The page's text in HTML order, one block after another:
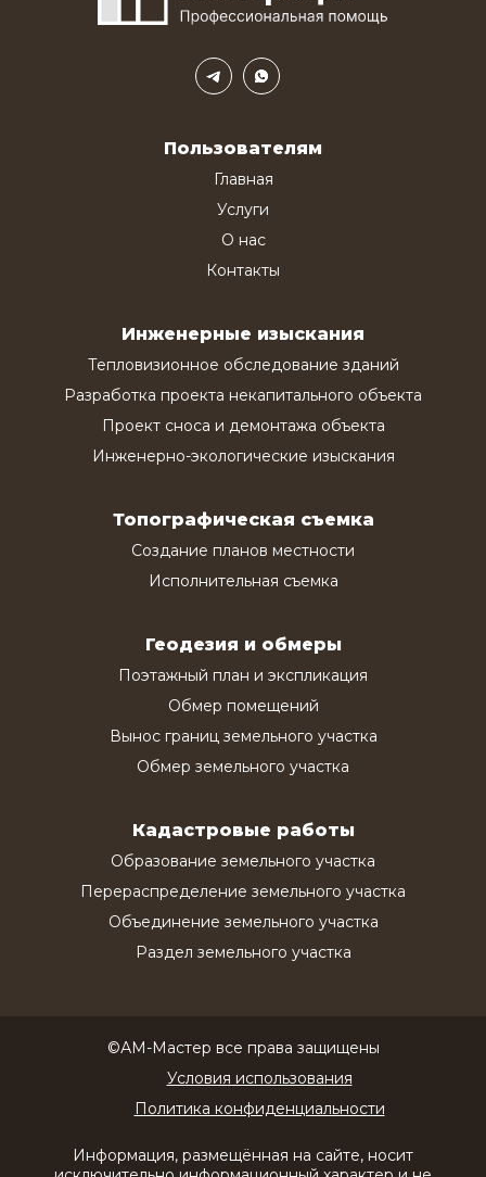
Пользователям
Главная
Услуги
О нас
Контакты
Инженерные изыскания
Тепловизионное обследование зданий
Разработка проекта некапитального объекта
Проект сноса и демонтажа объекта
Инженерно-экологические изыскания
Топографическая съемка
Создание планов местности
Исполнительная съемка
Геодезия и обмеры
Поэтажный план и экспликация
Обмер помещений
Вынос границ земельного участка
Обмер земельного участка
Кадастровые работы
Образование земельного участка
Перераспределение земельного участка
Объединение земельного участка
Раздел земельного участка
©АМ-Мастер все права защищены
Условия использования
Политика конфиденциальности
Информация, размещённая на сайте, носит